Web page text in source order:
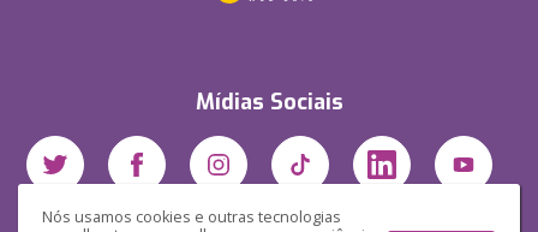
Nós usamos cookies e outras tecnologias
Mídias Sociais